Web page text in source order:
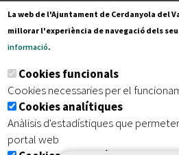
Segueix-nos a:
Subscriu-te al nostre butlletí
Inici | Avís legal | Protecció de
| Accessibilitat
La web de l'Ajuntament de Cerdanyola del
millorar l'experiència de navegació dels
informació.
Cookies funcionals
Cookies necessaries per el
Cookies analítiques
Anàlisis d'estadístiques que
portal web